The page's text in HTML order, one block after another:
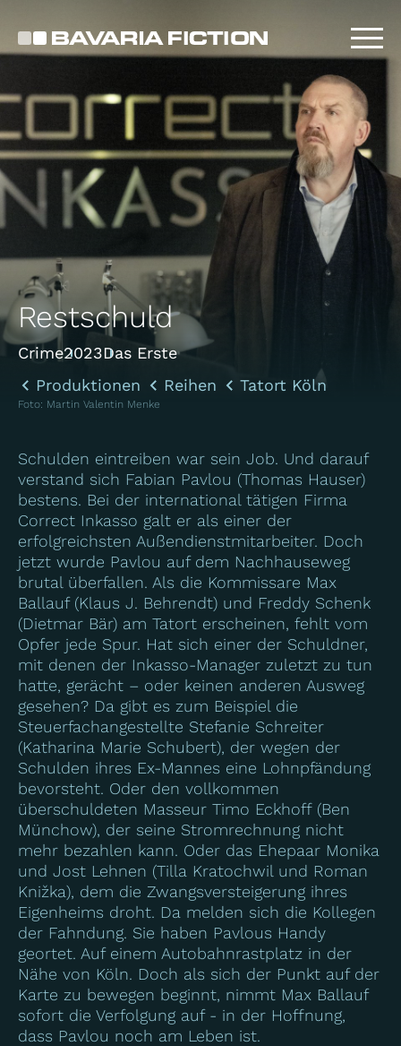
zum
Inhalt
Restschuld
Crime2023Das Erste
Produktionen
Reihen Tatort Köln
Foto: Martin Valentin Menke
Schulden eintreiben war sein Job. Und darauf
verstand sich Fabian Pavlou (Thomas Hauser)
bestens. Bei der international tätigen Firma
Correct Inkasso galt er als einer der
erfolgreichsten Außendienstmitarbeiter. Doch
jetzt wurde Pavlou auf dem Nachhauseweg
brutal überfallen. Als die Kommissare Max
Ballauf (Klaus J. Behrendt) und Freddy Schenk
(Dietmar Bär) am Tatort erscheinen, fehlt vom
Opfer jede Spur. Hat sich einer der Schuldner,
mit denen der Inkasso-Manager zuletzt zu tun
hatte, gerächt – oder keinen anderen Ausweg
gesehen? Da gibt es zum Beispiel die
Steuerfachangestellte Stefanie Schreiter
(Katharina Marie Schubert), der wegen der
Schulden ihres Ex-Mannes eine Lohnpfändung
bevorsteht. Oder den vollkommen
überschuldeten Masseur Timo Eckhoff (Ben
Münchow), der seine Stromrechnung nicht
mehr bezahlen kann. Oder das Ehepaar Monika
und Jost Lehnen (Tilla Kratochwil und Roman
Knižka), dem die Zwangsversteigerung ihres
Eigenheims droht. Da melden sich die Kollegen
der Fahndung. Sie haben Pavlous Handy
geortet. Auf einem Autobahnrastplatz in der
Nähe von Köln. Doch als sich der Punkt auf der
Karte zu bewegen beginnt, nimmt Max Ballauf
sofort die Verfolgung auf - in der Hoffnung,
dass Pavlou noch am Leben ist.